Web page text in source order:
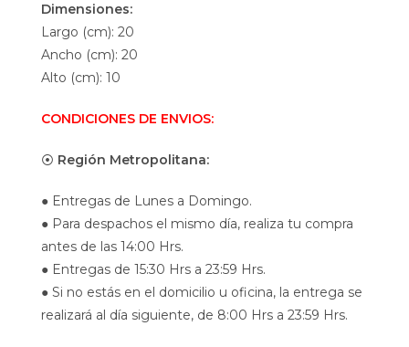
Dimensiones:
Largo (cm): 20
Ancho (cm): 20
Alto (cm): 10
CONDICIONES DE ENVIOS:
⦿ Región Metropolitana:
● Entregas de Lunes a Domingo.
● Para despachos el mismo día, realiza tu compra
antes de las 14:00 Hrs.
● Entregas de 15:30 Hrs a 23:59 Hrs.
● Si no estás en el domicilio u oficina, la entrega se
realizará al día siguiente, de 8:00 Hrs a 23:59 Hrs.